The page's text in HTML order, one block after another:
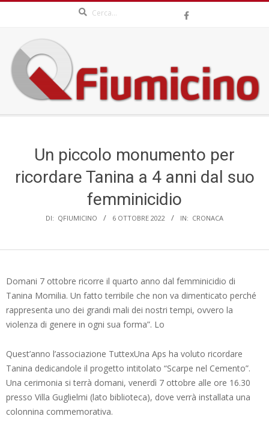
content
QFIUMICINO.COM
Un piccolo monumento per
ricordare Tanina a 4 anni dal suo
femminicidio
DI: QFIUMICINO 6 OTTOBRE 2022 IN: CRONACA
Domani 7 ottobre ricorre il quarto anno dal femminicidio di
Tanina Momilia. Un fatto terribile che non va dimenticato perché
rappresenta uno dei grandi mali dei nostri tempi, ovvero la
violenza di genere in ogni sua forma”. Lo
Quest’anno l’associazione TuttexUna Aps ha voluto ricordare
Tanina dedicandole il progetto intitolato “Scarpe nel Cemento”.
Una cerimonia si terrà domani, venerdì 7 ottobre alle ore 16.30
presso Villa Guglielmi (lato biblioteca), dove verrà installata una
colonnina commemorativa.